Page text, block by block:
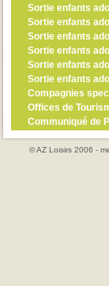
Sortie enfants
Sortie enfants
Sortie enfants
Sortie enfants
Sortie enfants
Sortie enfants
Compagnies
Offices de
Communiqué de
© AZ Loisirs 2006 -